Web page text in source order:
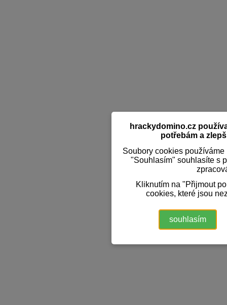
hrackydomino.cz
potřebám a
Soubory cookies
"Souhlasím" souhlasíte s
Kliknutím na "Přijmout
cookies, které jsou
souhlasím